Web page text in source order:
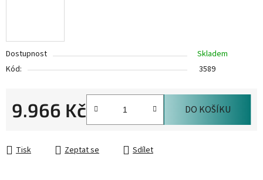
Dostupnost
Skladem
Kód:
3589
9.966 Kč DO KOŠÍKU
Tisk Zeptat se Sdílet